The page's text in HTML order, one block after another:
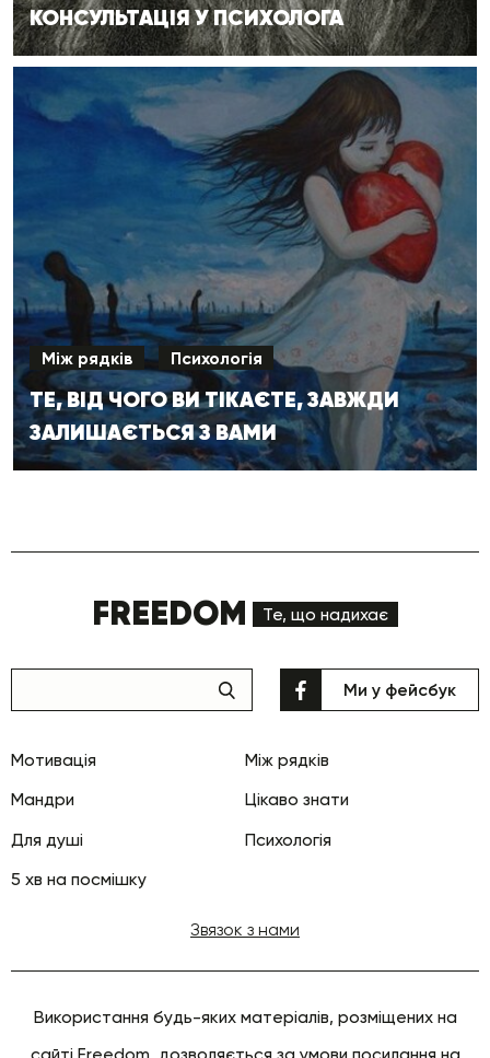
КОНСУЛЬТАЦІЯ У ПСИХОЛОГА
Між рядків Психологія
ТЕ, ВІД ЧОГО ВИ ТІКАЄТЕ, ЗАВЖДИ
ЗАЛИШАЄТЬСЯ З ВАМИ
FREEDOM Те, що надихає
Мотивація
Між рядків
Мандри
Цікаво знати
Для душі
Психологія
5 хв на посмішку
Ми у фейсбук
Звязок з нами
Використання будь-яких матеріалів, розміщених на